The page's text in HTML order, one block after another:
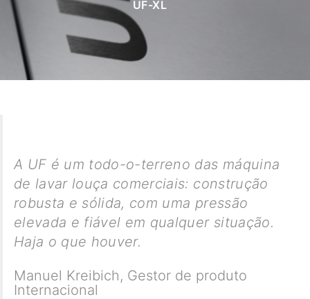
UF-XL
A UF é um todo-o-terreno das máquina
de lavar louça comerciais: construção
robusta e sólida, com uma pressão
elevada e fiável em qualquer situação.
Haja o que houver.
Manuel Kreibich, Gestor de produto
Internacional